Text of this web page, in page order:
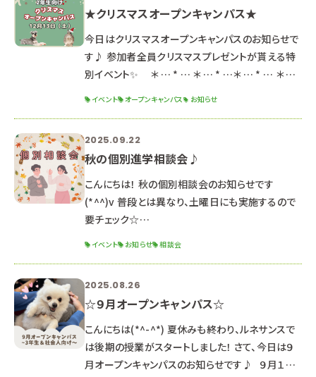
‐‐‐‐‐‐‐‐‐‐‐‐‐‐‐‐‐‐‐‐‐
‐‐‐‐‐‐‐‐‐‐‐‐‐‐‐‐‐‐‐‐‐
‐‐‐‐‐‐‐‐ ★次回のオープンキャ
★クリスマスオープンキャンパス★
今日はクリスマスオープンキャンパスのお知らせで
す♪ 参加者全員クリスマスプレゼントが貰える特
別イベント✨ ＊ … * … ＊ … * …＊ … * … ＊ …
生向けのオープンキャンパス！ クリスマス特別イベ
ント開催予定🎀 毎年大人気のクリスマスイベント
です🎄 予約は絶賛受付中です
イベント オープンキャンパス お知らせ
2025.09.22
秋の個別進学相談会♪
こんにちは！ 秋の個別相談会のお知らせです
(*^^)v 普段とは異なり、土曜日にも実施するので
要チェック☆
する方はご相談ください。 （平日に実施いたします）
〇時間〇 ９：００～１８：００ →希望の開始時間を
教えてください！ 担当の先生とスケジュール調整を
して、お返事します。 〇内容〇 学科説明/入試説
明/校舎見学/質疑応答/保
イベント お知らせ 相談会
2025.08.26
☆９月オープンキャンパス☆
こんにちは(*^-^*) 夏休みも終わり、ルネサンスで
は後期の授業がスタートしました！ さて、今日は９
月オープンキャンパスのお知らせです♪ ９月１３